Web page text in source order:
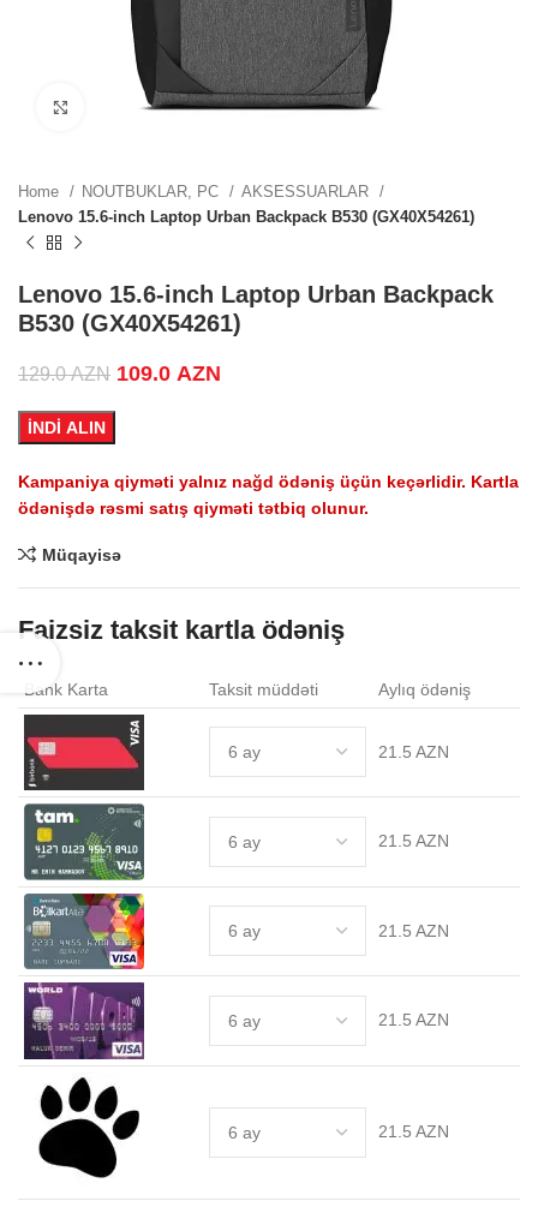
Click to enlarge
Home NOUTBUKLAR, PC
AKSESSUARLAR
Lenovo 15.6-inch Laptop Urban Backpack B530 (GX40X54261)
Lenovo 15.6-inch Laptop Urban Backpack
B530 (GX40X54261)
129.0AZN Original price was: 129.0 AZN.
109.0 AZN
İNDİ ALIN
Kampaniya qiyməti yalnız nağd ödəniş üçün keçərlidir. Kartla
ödənişdə rəsmi satış qiyməti tətbiq olunur.
Müqayisə
Faizsiz taksit kartla ödəniş
Bank Karta Taksit müddəti Aylıq ödəniş
21.5 AZN
21.5 AZN
21.5 AZN
21.5 AZN
21.5 AZN